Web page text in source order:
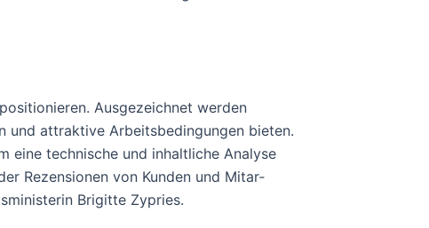
Ausgezeichnet werden
und attraktive Arbeitsbedingungen bieten.
eine technische und inhaltliche Analyse
Rezensionen von Kunden und Mitar‐
Brigitte Zypries.